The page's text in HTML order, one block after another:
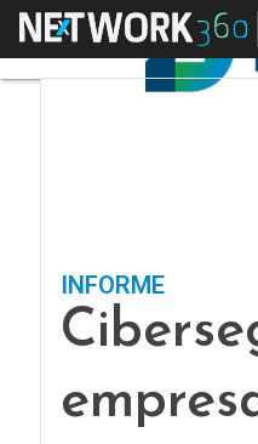
Menú
INFORME